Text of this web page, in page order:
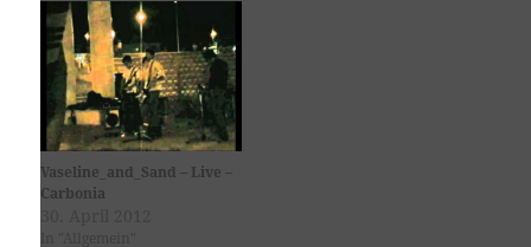
Vaseline_and_Sand – Live –
Carbonia